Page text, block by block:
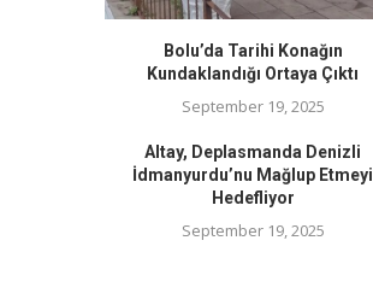
Bolu’da Tarihi Konağın
Kundaklandığı Ortaya Çıktı
September 19, 2025
Altay, Deplasmanda Denizli
İdmanyurdu’nu Mağlup Etmeyi
Hedefliyor
September 19, 2025